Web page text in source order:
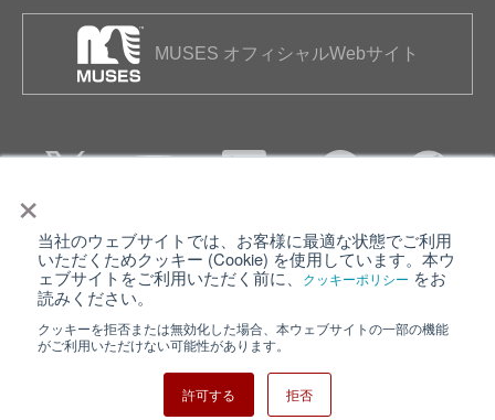
×
当社のウェブサイトでは、お客様に最適な状態でご利用
いただくためクッキー (Cookie) を使用しています。本ウ
ェブサイトをご利用いただく前に、
クッキーポリシー をお
読みください。
クッキーを拒否または無効化した場合、本ウェブサイトの一部の機能
がご利用いただけない可能性があります。
許可する 拒否
MUSES オフィシャルWebサイト
個人情報保護について ウェブサイト利用規約
クッキーポリシー
日清紡ホールディングス
Copyright ⓒ Nisshinbo Micro Devices Inc. All Rights Reserved.